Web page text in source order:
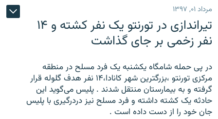
مرداد ۰۱, ۱۳۹۷
تیراندازی در تورنتو یک نفر کشته و ۱۴
نفر زخمی بر جای گذاشت
در پی حمله شامگاه یکشنبه یک فرد مسلح در منطقه
مرکزی تورنتو ،‌بزرگترین شهر کانادا،۱۴ نفر هدف گلوله قرار
گرفته و به بیمارستان منتقل شدند . پلیس می‌گوید این
حادثه یک کشته داشته و فرد مسلح نیز دردرگیری با پلیس
جان خود را از دست داده است .